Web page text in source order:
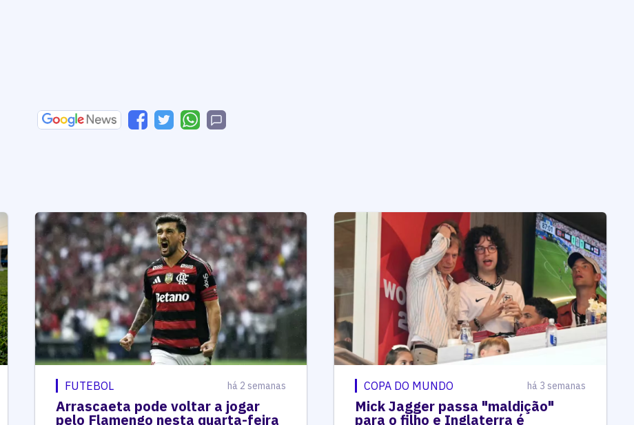
FUTEBOL há 2 semanas
Arrascaeta pode voltar a jogar
pelo Flamengo nesta quarta-feira
COPA DO MUNDO há 3 semanas
Mick Jagger passa "maldição"
para o filho e Inglaterra é